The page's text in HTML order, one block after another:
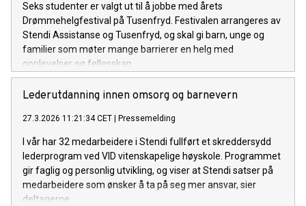
Seks studenter er valgt ut til å jobbe med årets
Drømmehelgfestival på Tusenfryd. Festivalen arrangeres av
Stendi Assistanse og Tusenfryd, og skal gi barn, unge og
familier som møter mange barrierer en helg med
opplevelser og fellesskap.
Lederutdanning innen omsorg og barnevern
27.3.2026 11:21:34 CET Pressemelding
I vår har 32 medarbeidere i Stendi fullført et skreddersydd
lederprogram ved VID vitenskapelige høyskole. Programmet
gir faglig og personlig utvikling, og viser at Stendi satser på
medarbeidere som ønsker å ta på seg mer ansvar, sier
deltagerne.